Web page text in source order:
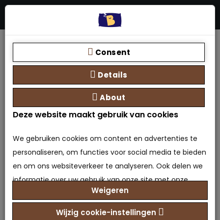
Zoeken
Boxspring Prestige met
opbergfunctie
0 beoordeling(en)/ Geef beoordeling
Model: OBX-6151117794734
Beschikbaarheid: Op voorraad
€1.899,00
Consent
Details
About
Deze website maakt gebruik van cookies
We gebruiken cookies om content en advertenties te
personaliseren, om functies voor social media te bieden
en om ons websiteverkeer te analyseren. Ook delen we
informatie over uw gebruik van onze site met onze
partners voor social media, adverteren en analyse. Deze
partners kunnen deze gegevens combineren met
Weigeren
Wijzig cookie-instellingen